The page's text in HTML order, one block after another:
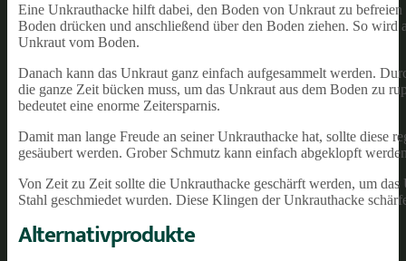
Eine Unkrauthacke hilft dabei, den Boden von Unkraut zu
Boden drücken und anschließend über den Boden ziehen. So
Unkraut vom Boden.
Danach kann das Unkraut ganz einfach aufgesammelt werden.
die ganze Zeit bücken muss, um das Unkraut aus dem Boden zu
bedeutet eine enorme Zeitersparnis.
Damit man lange Freude an seiner Unkrauthacke hat, sollte diese
gesäubert werden. Grober Schmutz kann einfach abgeklopft
Von Zeit zu Zeit sollte die Unkrauthacke geschärft werden, um
Stahl geschmiedet wurden. Diese Klingen der Unkrauthacke
Alternativprodukte